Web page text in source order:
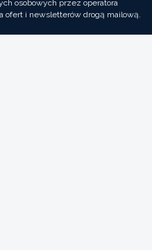
osobowych przez operatora
ofert i newsletterów drogą mailową.